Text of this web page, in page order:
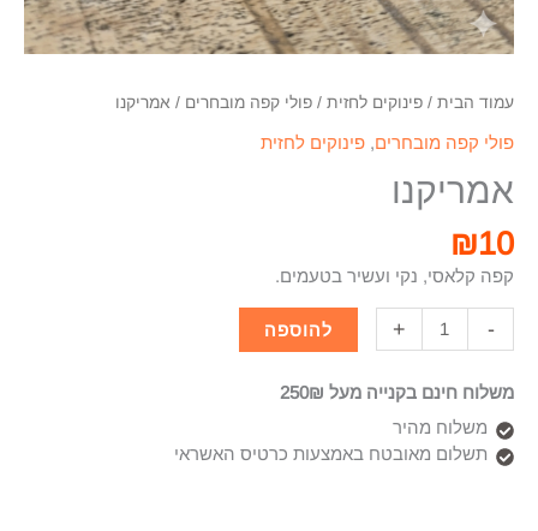
עמוד הבית / פינוקים לחזית / פולי קפה מובחרים / אמריקנו
פולי קפה מובחרים, פינוקים לחזית
אמריקנו
₪10
קפה קלאסי, נקי ועשיר בטעמים.
-
+ להוספה
משלוח חינם בקנייה מעל 250₪
משלוח מהיר
תשלום מאובטח באמצעות כרטיס האשראי